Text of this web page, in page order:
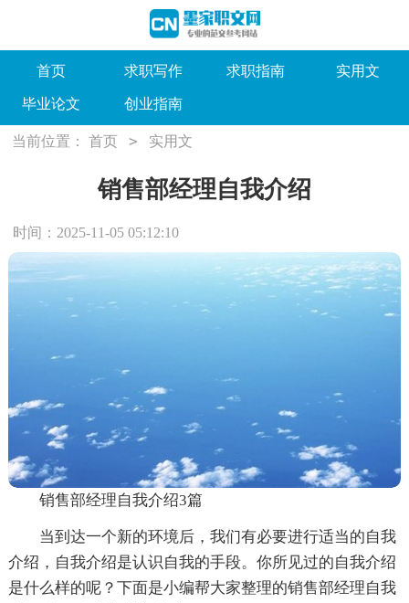
首页 求职写作 求职指南 实用文
毕业论文 创业指南
当前位置： 首页 > 实用文
销售部经理自我介绍
时间：2025-11-05 05:12:10
销售部经理自我介绍3篇
当到达一个新的环境后，我们有必要进行适当的自我
介绍，自我介绍是认识自我的手段。你所见过的自我介绍
是什么样的呢？下面是小编帮大家整理的销售部经理自我